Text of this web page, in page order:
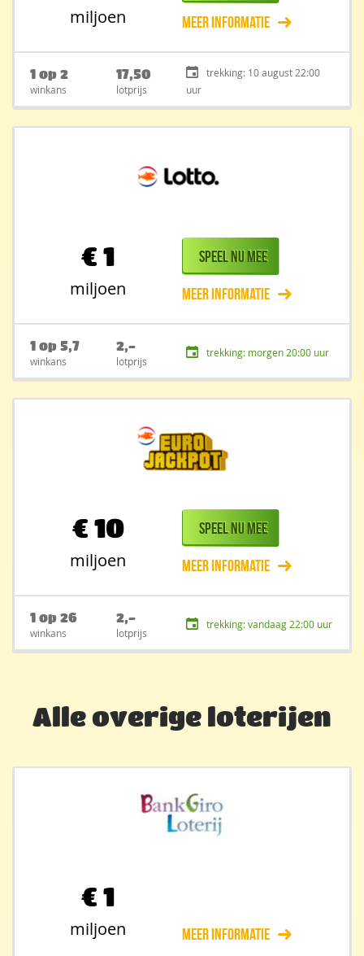
miljoen
1 op 2
winkans
17,50
lotprijs
trekking: 10 august 22:00
uur
Meer informatie
€ 1
miljoen
1 op 5,7
winkans
2,-
lotprijs
trekking: morgen 20:00 uur
Speel nu mee
Meer informatie
€ 10
miljoen
1 op 26
winkans
2,-
lotprijs
trekking: vandaag 22:00 uur
Speel nu mee
Meer informatie
Alle overige loterijen
€ 1
miljoen Meer informatie